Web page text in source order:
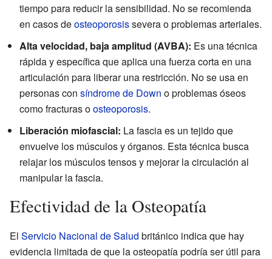
tiempo para reducir la sensibilidad. No se recomienda
en casos deosteoporosissevera o problemas arteriales.
Alta velocidad, baja amplitud (AVBA): Es una técnica
rápida y específica que aplica una fuerza corta en una
articulación para liberar una restricción. No se usa en
personas con síndrome de Down o problemas óseos
como fracturas oosteoporosis.
Liberación miofascial: La fascia es un tejido que
envuelve los músculos y órganos. Esta técnica busca
relajar los músculos tensos y mejorar la circulación al
manipular la fascia.
Efectividad de la Osteopatía
El Servicio Nacional de Salud británico indica que hay
evidencia limitada de que la osteopatía podría ser útil para